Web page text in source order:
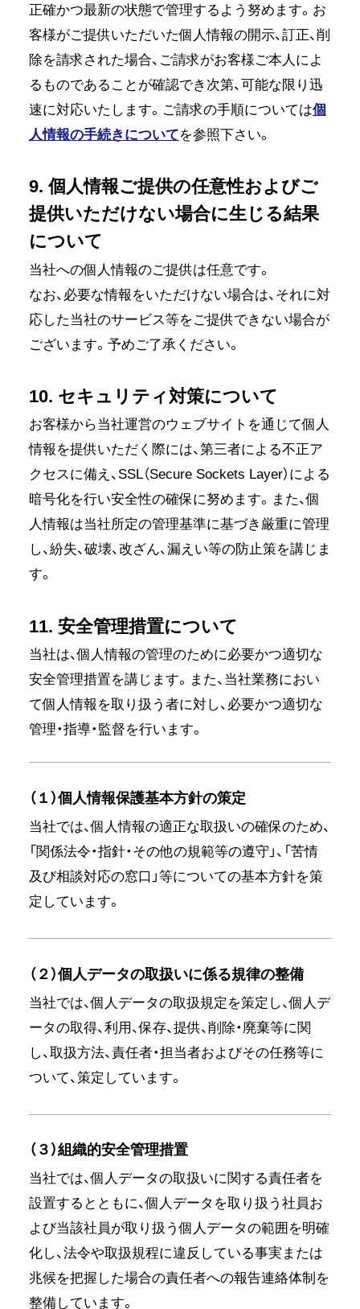
正確かつ最新の状態で管理するよう努めます。お
客様がご提供いただいた個人情報の開示、訂正、削
除を請求された場合、ご請求がお客様ご本人によ
るものであることが確認でき次第、可能な限り迅
速に対応いたします。ご請求の手順については個
人情報の手続きについてを参照下さい。
9. 個人情報ご提供の任意性およびご
提供いただけない場合に生じる結果
について
当社への個人情報のご提供は任意です。
なお、必要な情報をいただけない場合は、それに対
応した当社のサービス等をご提供できない場合が
ございます。予めご了承ください。
10. セキュリティ対策について
お客様から当社運営のウェブサイトを通じて個人
情報を提供いただく際には、第三者による不正ア
クセスに備え、SSL（Secure Sockets Layer）による
暗号化を行い安全性の確保に努めます。また、個
人情報は当社所定の管理基準に基づき厳重に管理
し、紛失、破壊、改ざん、漏えい等の防止策を講じま
す。
11. 安全管理措置について
当社は、個人情報の管理のために必要かつ適切な
安全管理措置を講じます。また、当社業務におい
て個人情報を取り扱う者に対し、必要かつ適切な
管理・指導・監督を行います。
（１）個人情報保護基本方針の策定
当社では、個人情報の適正な取扱いの確保のため、
「関係法令・指針・その他の規範等の遵守」、「苦情
及び相談対応の窓口」等についての基本方針を策
定しています。
（２）個人データの取扱いに係る規律の整備
当社では、個人データの取扱規定を策定し、個人デ
ータの取得、利用、保存、提供、削除・廃棄等に関
し、取扱方法、責任者・担当者およびその任務等に
ついて、策定しています。
（３）組織的安全管理措置
当社では、個人データの取扱いに関する責任者を
設置するとともに、個人データを取り扱う社員お
よび当該社員が取り扱う個人データの範囲を明確
化し、法令や取扱規程に違反している事実または
兆候を把握した場合の責任者への報告連絡体制を
整備しています。